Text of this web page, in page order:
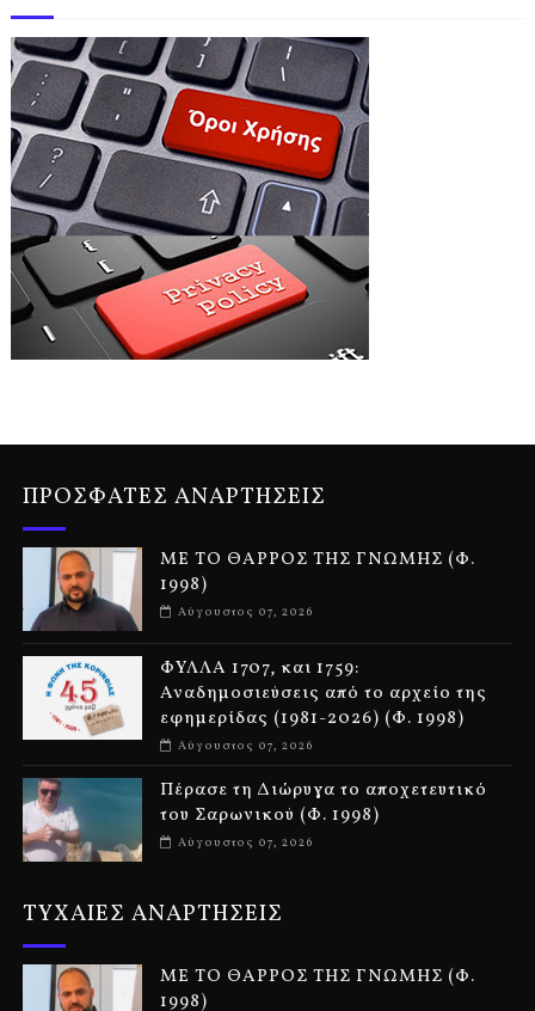
ΠΡΟΣΦΑΤΕΣ ΑΝΑΡΤΗΣΕΙΣ
ΜΕ ΤΟ ΘΑΡΡΟΣ ΤΗΣ ΓΝΩΜΗΣ (Φ.
1998)
Αύγουστος 07, 2026
ΦΥΛΛΑ 1707, και 1759:
Αναδημοσιεύσεις από το αρχείο της
εφημερίδας (1981-2026) (Φ. 1998)
Αύγουστος 07, 2026
Πέρασε τη Διώρυγα το αποχετευτικό
του Σαρωνικού (Φ. 1998)
Αύγουστος 07, 2026
ΤΥΧΑΙΕΣ ΑΝΑΡΤΗΣΕΙΣ
ΜΕ ΤΟ ΘΑΡΡΟΣ ΤΗΣ ΓΝΩΜΗΣ (Φ.
1998)